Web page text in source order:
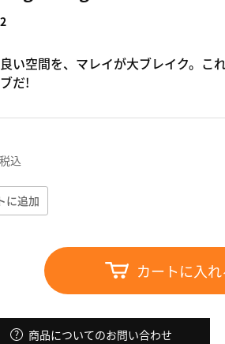
い空間を、マレイが大ブレイク。こ
だ!
込
に追加
カートに入れ
商品についてのお問い合わせ